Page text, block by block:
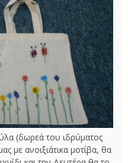
(δωρεά του ιδρύματος
με ανοιξιάτικα μοτίβα, θα